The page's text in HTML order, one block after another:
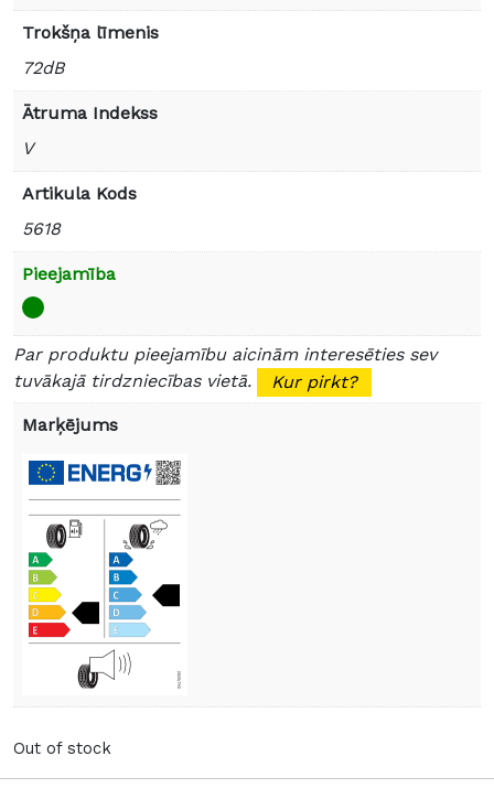
Trokšņa līmenis
72dB
Ātruma Indekss
V
Artikula Kods
5618
Pieejamība
Par produktu pieejamību aicinām interesēties sev
tuvākajā tirdzniecības vietā.
Kur pirkt?
Marķējums
Out of stock